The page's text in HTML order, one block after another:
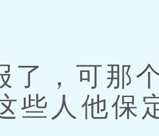
，可那
些人他保